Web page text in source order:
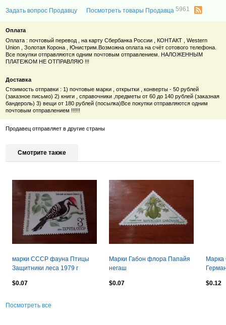
Задать вопрос Продавцу Посмотреть товары Продавца5961
Оплата
Оплата : почтовый перевод , на карту Сбербанка России , КОНТАКТ , Western
Union , Золотая Корона , Юнистрим.Возможна оплата на счёт сотового телефона.
Все покупки отправляются одним почтовым отправлением. НАЛОЖЕННЫМ
ПЛАТЕЖОМ НЕ ОТПРАВЛЯЮ !!!
Доставка
Стоимость отправки : 1) почтовые марки , открытки , конверты - 50 рублей
(заказное письмо) 2) книги , справочники ,предметы от 60 до 140 рублей (заказная
бандероль) 3) вещи от 180 рублей (посылка)Все покупки отправляются одним
почтовым отправлением !!!!!!
Продавец отправляет в другие страны
Смотрите также
марки СССР фауна Птицы
Защитники леса 1979 г
$0.07
Марки Габон флора Папайя
негаш
$0.07
- 1959
$0.12
Посмотреть все